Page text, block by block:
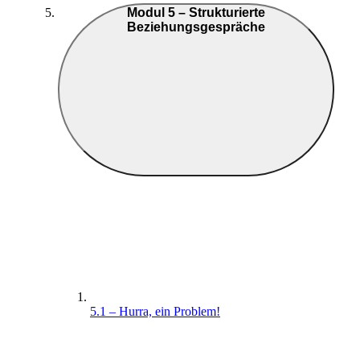
Modul 5 – Strukturierte
Beziehungsgespräche
5.1 – Hurra, ein Problem!